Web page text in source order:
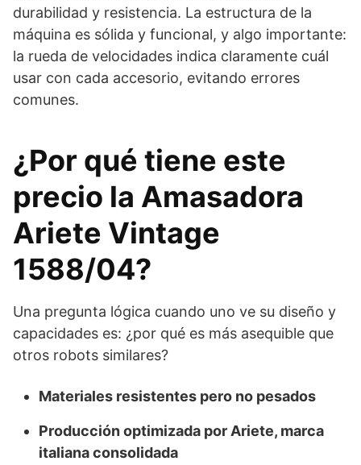
durabilidad y resistencia. La estructura de la
máquina es sólida y funcional, y algo importante:
la rueda de velocidades indica claramente cuál
usar con cada accesorio, evitando errores
comunes.
¿Por qué tiene este
precio la Amasadora
Ariete Vintage
1588/04?
Una pregunta lógica cuando uno ve su diseño y
capacidades es: ¿por qué es más asequible que
otros robots similares?
Materiales resistentes pero no pesados
Producción optimizada por Ariete, marca
italiana consolidada